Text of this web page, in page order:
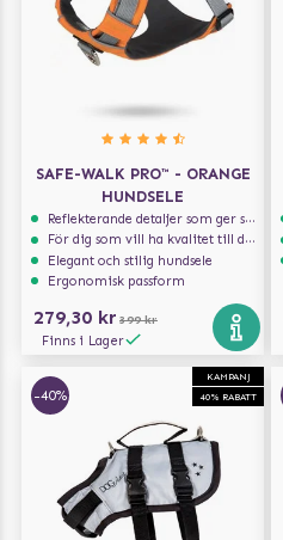
SAFE-WALK PRO™ - ORANGE
HUNDSELE
Reflekterande detaljer som ger synlighet i svagt ljus
För dig som vill ha kvalitet till din hund!
Elegant och stilig hundsele
Ergonomisk passform
279,30 kr 399 kr
Finns i Lager
KAMPANJ
40% RABATT
-40%